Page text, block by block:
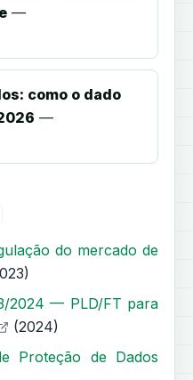
—
como o dado
—
do mercado de
2024 — PLD/FT para
(2024)
Proteção de Dados